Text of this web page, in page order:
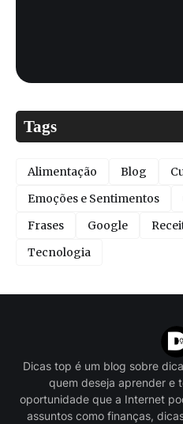
Tags
Alimentação Blog
Emoções e Sentimentos
Frases
Google
Tecnologia
Dicas top é um blog sobre
quem deseja aprender e
oportunidade que a Internet
assuntos como finanças,